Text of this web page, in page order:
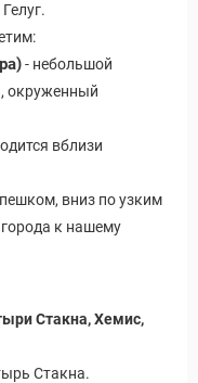
Путеводитель по
- небольшой
окруженный
вблизи
вниз по узким
к нашему
Стакна,Хемис,
Стакна.